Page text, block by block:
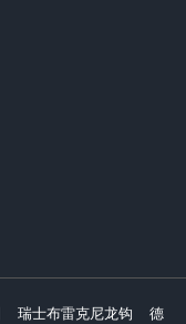
瑞士布雷克尼龙钩 德